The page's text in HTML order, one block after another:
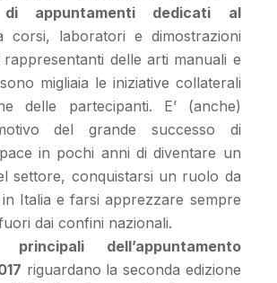
di appuntamenti dedicati al
corsi, laboratori e dimostrazioni
delle arti manuali e
migliaia le iniziative collaterali
delle partecipanti. E’ (anche)
del grande successo di
in pochi anni di diventare un
settore, conquistarsi un ruolo da
Italia e farsi apprezzare sempre
dai confini nazionali.
dell’appuntamento
riguardano la seconda edizione